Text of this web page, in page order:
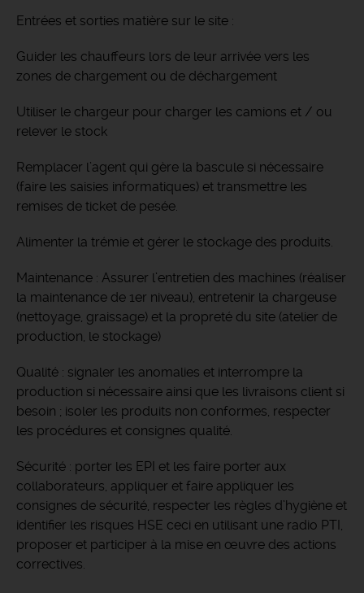
Entrées et sorties matière sur le site :
Guider les chauffeurs lors de leur arrivée vers les
zones de chargement ou de déchargement
Utiliser le chargeur pour charger les camions et / ou
relever le stock
Remplacer l’agent qui gère la bascule si nécessaire
(faire les saisies informatiques) et transmettre les
remises de ticket de pesée.
Alimenter la trémie et gérer le stockage des produits.
Maintenance : Assurer l’entretien des machines (réaliser
la maintenance de 1er niveau), entretenir la chargeuse
(nettoyage, graissage) et la propreté du site (atelier de
production, le stockage)
Qualité : signaler les anomalies et interrompre la
production si nécessaire ainsi que les livraisons client si
besoin ; isoler les produits non conformes, respecter
les procédures et consignes qualité.
Sécurité : porter les EPI et les faire porter aux
collaborateurs, appliquer et faire appliquer les
consignes de sécurité, respecter les règles d’hygiène et
identifier les risques HSE ceci en utilisant une radio PTI,
proposer et participer à la mise en œuvre des actions
correctives.